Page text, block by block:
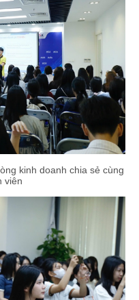
kinh doanh chia sẻ cùng
viên